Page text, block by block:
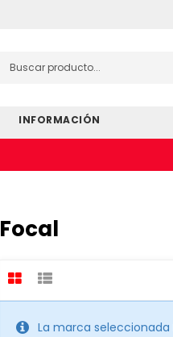
INFORMACIÓN
Focal
La marca seleccionada